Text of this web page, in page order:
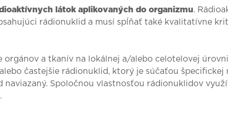
látok aplikovaných do organizmu.
rádionuklid a musí spĺňať také kvalitatívne
a tkanív na lokálnej a/alebo celotelovej
častejšie rádionuklid, ktorý je súčaťou špecifickej
Spoločnou vlastnosťou rádionuklidov